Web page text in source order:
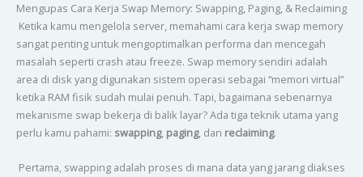
Mengupas Cara Kerja Swap Memory: Swapping, Paging, & Reclaiming
Ketika kamu mengelola server, memahami cara kerja swap memory
sangat penting untuk mengoptimalkan performa dan mencegah
masalah seperti crash atau freeze. Swap memory sendiri adalah
area di disk yang digunakan sistem operasi sebagai “memori virtual”
ketika RAM fisik sudah mulai penuh. Tapi, bagaimana sebenarnya
mekanisme swap bekerja di balik layar? Ada tiga teknik utama yang
perlu kamu pahami: swapping, paging, dan reclaiming.
Pertama, swapping adalah proses di mana data yang jarang diakses